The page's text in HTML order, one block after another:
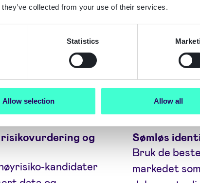
collected from your use of their services.
Statistics
Allow selection Allow all
og
kandidater
Sømløs
Bruk de
markedet